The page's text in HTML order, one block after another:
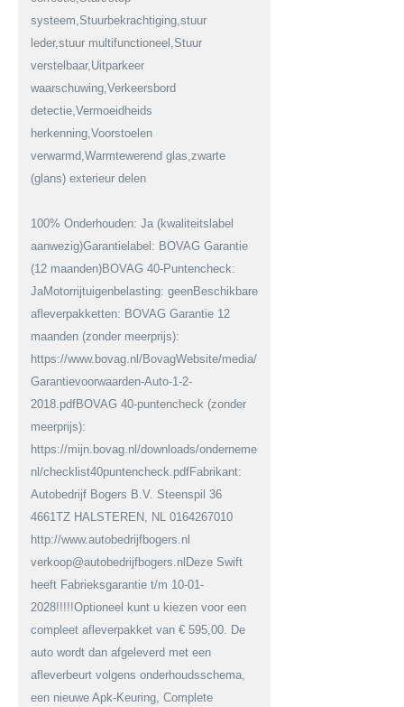
systeem,Stuurbekrachtiging,stuur
leder,stuur multifunctioneel,Stuur
verstelbaar,Uitparkeer
waarschuwing,Verkeersbord
detectie,Vermoeidheids
herkenning,Voorstoelen
verwarmd,Warmtewerend glas,zwarte
(glans) exterieur delen
100% Onderhouden: Ja (kwaliteitslabel
aanwezig)Garantielabel: BOVAG Garantie
(12 maanden)BOVAG 40-Puntencheck:
JaMotorrijtuigenbelasting: geenBeschikbare
afleverpakketten: BOVAG Garantie 12
maanden (zonder meerprijs):
https://www.bovag.nl/BovagWebsite/media/BovagMediaFiles/
Garantievoorwaarden-Auto-1-2-
2018.pdfBOVAG 40-puntencheck (zonder
meerprijs):
https://mijn.bovag.nl/downloads/ondernemerschap/viabovag-
nl/checklist40puntencheck.pdfFabrikant:
Autobedrijf Bogers B.V. Steenspil 36
4661TZ HALSTEREN, NL 0164267010
http://www.autobedrijfbogers.nl
verkoop@autobedrijfbogers.nlDeze Swift
heeft Fabrieksgarantie t/m 10-01-
2028!!!!!Optioneel kunt u kiezen voor een
compleet afleverpakket van € 595,00. De
auto wordt dan afgeleverd met een
afleverbeurt volgens onderhoudsschema,
een nieuwe Apk-Keuring, Complete